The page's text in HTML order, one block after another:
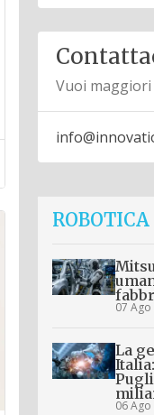
Vuoi
ROBOTICA
07
La
06